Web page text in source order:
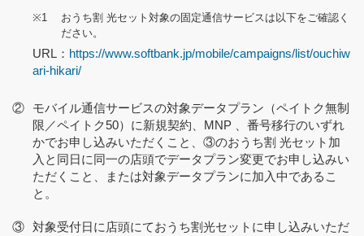
※1
おうち割 光セット対象の固定通信サービスは以下をご確認く
ださい。
URL： https://www.softbank.jp/mobile/campaigns/list/ouchiw
ari-hikari/
②
モバイル通信サービスの対象データプラン（ペイトク無制
限／ペイトク50）に新規契約、MNP 、番号移行のいずれ
かでお申し込みいただくこと、③のおうち割 光セット加
入と同日に同一の店頭でデータプラン変更でお申し込みい
ただくこと、または対象データプランに加入中であるこ
と。
③ 対象受付日に店頭にておうち割光セットに申し込みいただ